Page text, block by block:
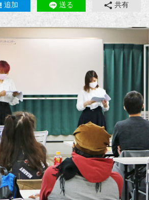
追加 送る 共有